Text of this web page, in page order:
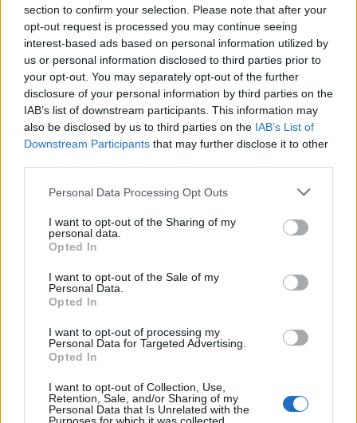
section to confirm your selection. Please note that after your
opt-out request is processed you may continue seeing
interest-based ads based on personal information utilized by
us or personal information disclosed to third parties prior to
your opt-out. You may separately opt-out of the further
disclosure of your personal information by third parties on the
IAB’s list of downstream participants. This information may
also be disclosed by us to third parties on the IAB’s List of
Downstream Participants that may further disclose it to other
Personal Data Processing Opt Outs
I want to opt-out of the Sharing of my
personal data.
Opted In
I want to opt-out of the Sale of my
Personal Data.
Opted In
I want to opt-out of processing my
Personal Data for Targeted Advertising.
Opted In
I want to opt-out of Collection, Use,
Retention, Sale, and/or Sharing of my
Personal Data that Is Unrelated with the
F
A
N
A
L F
A
F
L A
N
L
A N
A
F
A L L A N
BUSCAR MÁS
RESPUESTAS
Por favor seleccione los niveles:
Palabras Conectadas Respuesta de nivel 26810
Palabras Conectadas Respuesta de nivel 26811
Palabras Conectadas Respuesta de nivel 26813
Palabras Conectadas Respuesta de nivel 26814
Palabras Conectadas Respuesta de nivel 26815
Palabras Conectadas Respuesta de nivel 26816